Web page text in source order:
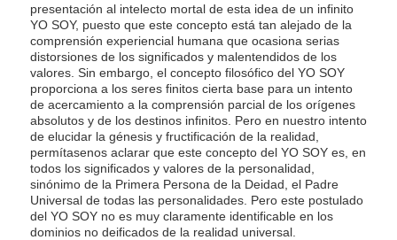
presentación al intelecto mortal de esta idea de un infinito
YO SOY, puesto que este concepto está tan alejado de la
comprensión experiencial humana que ocasiona serias
distorsiones de los significados y malentendidos de los
valores. Sin embargo, el concepto filosófico del YO SOY
proporciona a los seres finitos cierta base para un intento
de acercamiento a la comprensión parcial de los orígenes
absolutos y de los destinos infinitos. Pero en nuestro intento
de elucidar la génesis y fructificación de la realidad,
permítasenos aclarar que este concepto del YO SOY es, en
todos los significados y valores de la personalidad,
sinónimo de la Primera Persona de la Deidad, el Padre
Universal de todas las personalidades. Pero este postulado
del YO SOY no es muy claramente identificable en los
dominios no deificados de la realidad universal.